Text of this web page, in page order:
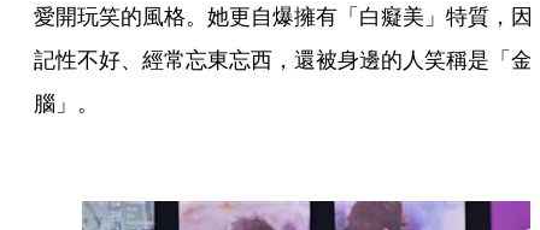
愛開玩笑的風格。她更自爆擁有「白癡美」特質，因
記性不好、經常忘東忘西，還被身邊的人笑稱是「金
腦」。